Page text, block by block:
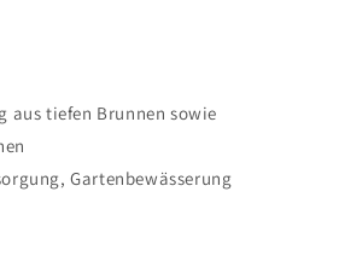
aus tiefen Brunnen sowie
Gartenbewässerung